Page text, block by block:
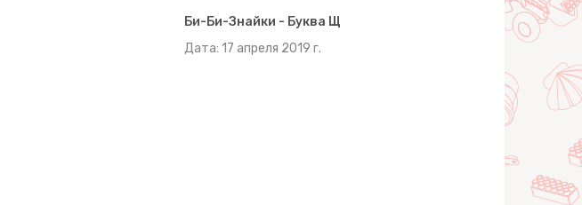
Би-Би-Знайки - Буква Щ
Дата: 17 апреля 2019 г.